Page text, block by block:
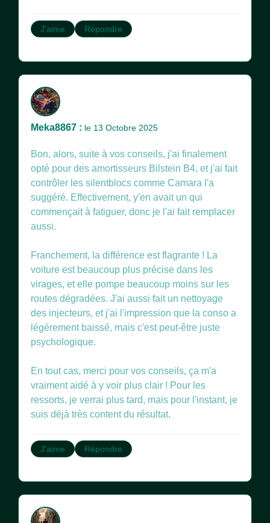
J'aime Répondre
Meka8867 : le 13 Octobre 2025
Bon, alors, suite à vos conseils, j'ai finalement
opté pour des amortisseurs Bilstein B4, et j'ai fait
contrôler les silentblocs comme Camara l'a
suggéré. Effectivement, y'en avait un qui
commençait à fatiguer, donc je l'ai fait remplacer
aussi.
Franchement, la différence est flagrante ! La
voiture est beaucoup plus précise dans les
virages, et elle pompe beaucoup moins sur les
routes dégradées. J'ai aussi fait un nettoyage
des injecteurs, et j'ai l'impression que la conso a
légèrement baissé, mais c'est peut-être juste
psychologique.
En tout cas, merci pour vos conseils, ça m'a
vraiment aidé à y voir plus clair ! Pour les
ressorts, je verrai plus tard, mais pour l'instant, je
suis déjà très content du résultat.
J'aime Répondre